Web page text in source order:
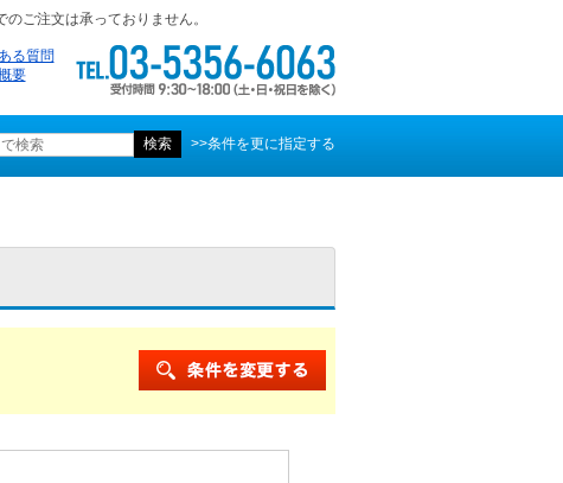
ご注文は承っておりません。
る質問
要
>>条件を更に指定する